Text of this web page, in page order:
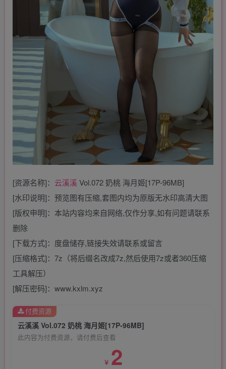
[资源名称]： 云溪溪 Vol.072 奶桃 海月姬[17P-96MB]
[水印说明]：预览图有压缩,套图内均为原版无水印高清大图
[版权申明]：本站内容均来自网络,仅作分享,如有问题请联系
删除
[下载方式]：度盘储存,链接失效请联系或留言
[压缩格式]：7z（将后缀名改成7z,然后使用7z或者360压缩
工具解压）
[解压密码]：www.kxlm.xyz
云溪溪 Vol.072 奶桃 海月姬[17P-96MB]
此内容为付费资源，请付费后查看
￥ 2
付费资源